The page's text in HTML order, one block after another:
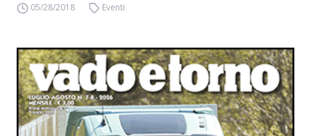
05/28/2018 Eventi